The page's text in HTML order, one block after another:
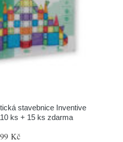
stavebnice Inventive
ks + 15 ks zdarma
Kč